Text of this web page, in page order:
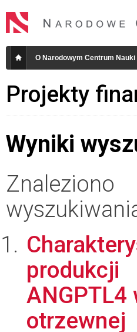
O Narodowym Centrum Nauki
Projekty
Wyniki
Znaleziono
produkcji
ANGPTL4
otrzewnej